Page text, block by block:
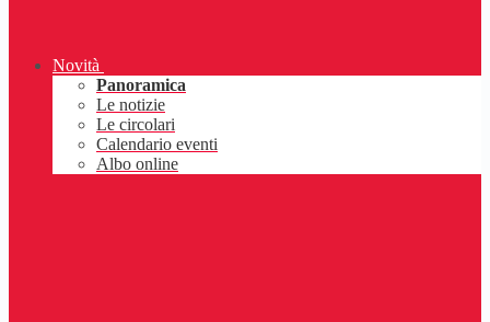
Novità
Panoramica
Le notizie
Le circolari
Calendario eventi
Albo online